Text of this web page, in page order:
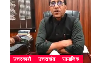
उत्तरकाशी उत्तराखंड सामाजिक